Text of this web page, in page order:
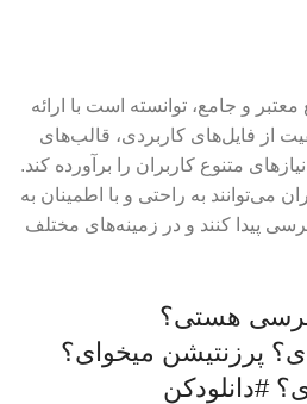
و جامع، توانسته است با ارائه
از فایل‌های کاربردی، قالب‌های
متنوع کاربران را برآورده کند.
می‌توانند به راحتی و با اطمینان به
پیدا کنند و در زمینه‌های مختلف
هستی؟
پرزنتیشن میخوای؟
#دانلودکن